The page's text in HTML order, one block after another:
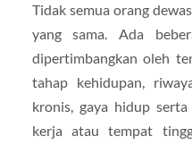
Tidak semua orang
yang sama. Ada
dipertimbangkan oleh
tahap kehidupan,
kronis, gaya hidup
kerja atau tempat